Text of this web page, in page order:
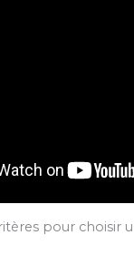
pour choisir